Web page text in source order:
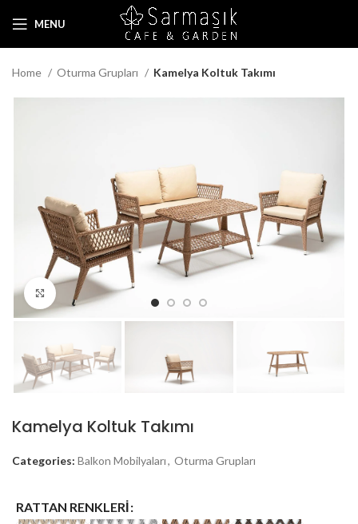
MENU
Home Oturma Grupları Kamelya Koltuk Takımı
Click to enlarge
Kamelya Koltuk Takımı
Categories: Balkon Mobilyaları, Oturma Grupları
RATTAN RENKLERI